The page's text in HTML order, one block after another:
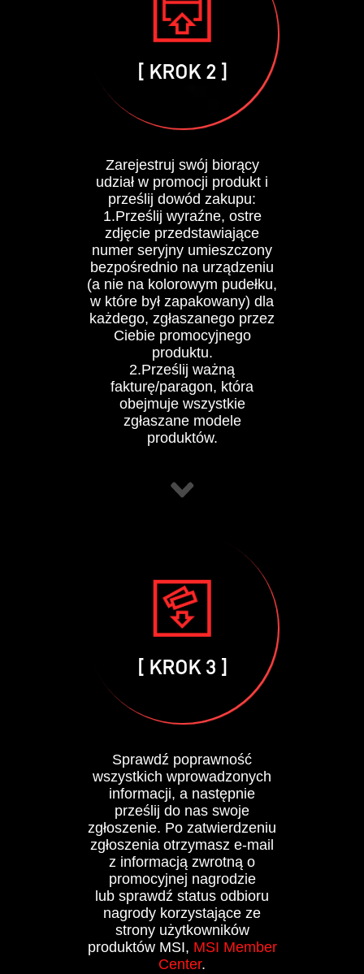
[ KROK 2 ]
Zarejestruj swój biorący
udział w promocji produkt i
prześlij dowód zakupu:
1.Prześlij wyraźne, ostre
zdjęcie przedstawiające
numer seryjny umieszczony
bezpośrednio na urządzeniu
(a nie na kolorowym pudełku,
w które był zapakowany) dla
każdego, zgłaszanego przez
Ciebie promocyjnego
produktu.
2.Prześlij ważną
fakturę/paragon, która
obejmuje wszystkie
zgłaszane modele
produktów.
[ KROK 3 ]
Sprawdź poprawność
wszystkich wprowadzonych
informacji, a następnie
prześlij do nas swoje
zgłoszenie. Po zatwierdzeniu
zgłoszenia otrzymasz e-mail
z informacją zwrotną o
promocyjnej nagrodzie
lub sprawdź status odbioru
nagrody korzystające ze
strony użytkowników
produktów MSI, MSI Member
Center.